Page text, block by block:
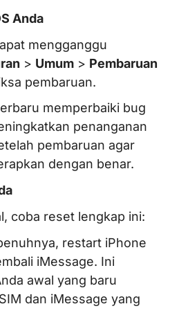
Anda
mengganggu
> Umum > Pembaruan
pembaruan.
memperbaiki bug
penanganan
pembaruan agar
dengan benar.
coba reset lengkap ini:
restart iPhone
iMessage. Ini
awal yang baru
dan iMessage yang